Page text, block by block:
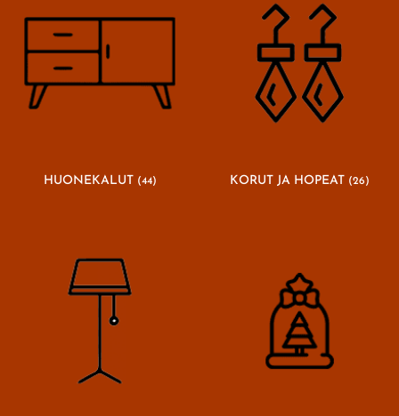
HUONEKALUT (44) KORUT JA HOPEAT (26)